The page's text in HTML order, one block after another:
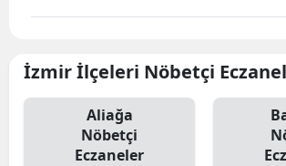
İzmir İlçeleri Nöbetçi
Aliağa
Nöbetçi
Eczaneler